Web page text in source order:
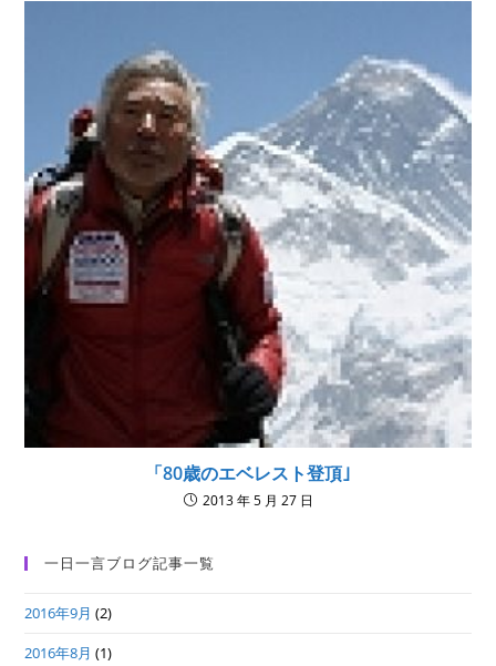
「80歳のエベレスト登頂｣
2013 年 5 月 27 日
一日一言ブログ記事一覧
2016年9月 (2)
2016年8月 (1)